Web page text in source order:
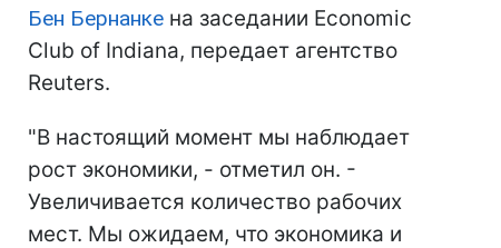
Бен Бернанке на заседании Economic
Club of Indiana, передает агентство
Reuters.
"В настоящий момент мы наблюдает
рост экономики, - отметил он. -
Увеличивается количество рабочих
мест. Мы ожидаем, что экономика и